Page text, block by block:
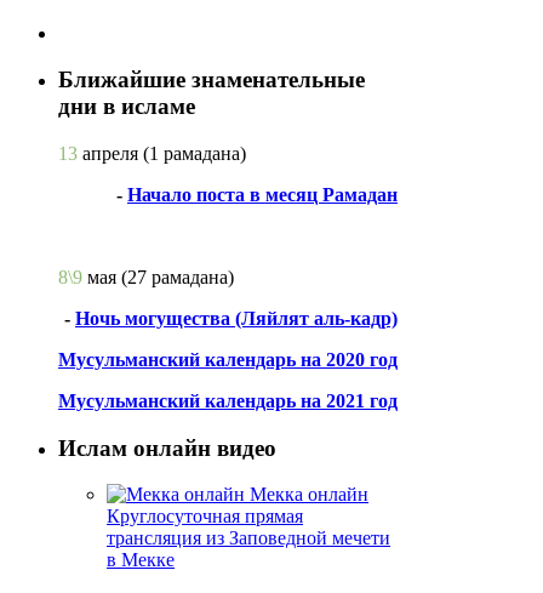
Ближайшие знаменательные
дни в исламе
13 апреля (1 рамадана)
- Начало поста в месяц Рамадан
8\9 мая (27 рамадана)
- Ночь могущества (Ляйлят аль-кадр)
Мусульманский календарь на 2020 год
Мусульманский календарь на 2021 год
Ислам онлайн видео
Мекка онлайн
Круглосуточная прямая
трансляция из Заповедной мечети
в Мекке